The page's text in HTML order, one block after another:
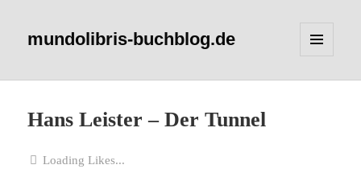
mundolibris-buchblog.de
WIDGETS
Hans Leister – Der Tunnel
Loading Likes...